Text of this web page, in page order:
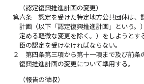
（認定復興推進計画の変更）
第六条
認定を受けた特定地方公共団体は、
計画（以下「認定復興推進計画」という。
定める軽微な変更を除く。）をしようとす
臣の認定を受けなければならない。
２
第四条第三項から第十一項まで及び前条
復興推進計画の変更について準用する。
（報告の徴収）